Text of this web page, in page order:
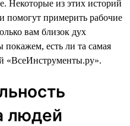
Некоторые из этих историй
примерить рабочие
вам близок дух
есть ли та самая
«ВсеИнструменты.ру».
людей